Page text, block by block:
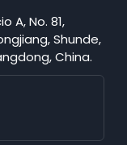
A, No. 81,
Shunde,
China.